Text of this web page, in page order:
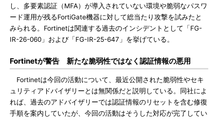
し、多要素認証（MFA）が導入されていない環境や脆弱なパスワ
ード運用が残るFortiGate機器に対して総当たり攻撃を試みたと
みられる。Fortinetは関連する過去のインシデントとして「FG-
IR-26-060」および「FG-IR-25-647」を挙げている。
Fortinetが警告 新たな脆弱性ではなく認証情報の悪用
Fortinetは今回の活動について、最近公開された脆弱性やセキ
ュリティアドバイザリーとは無関係だと説明している。同社によ
れば、過去のアドバイザリーでは認証情報のリセットを含む修復
手順を案内していたが、今回の活動はそうした対応が完了してい